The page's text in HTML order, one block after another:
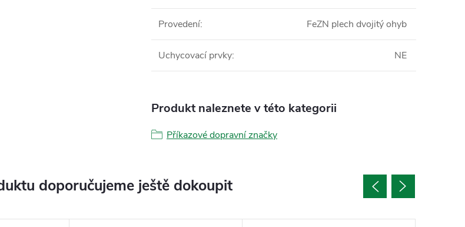
Provedení: FeZN plech dvojitý ohyb
Uchycovací prvky: NE
Produkt naleznete v této kategorii
Příkazové dopravní značky
doporučujeme ještě dokoupit